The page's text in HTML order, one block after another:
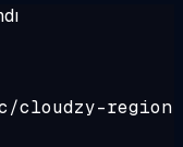
cloudzy-region